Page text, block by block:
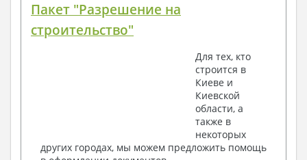
Пакет "Разрешение на
строительство"
Для тех, кто
строится в
Киеве и
Киевской
области, а
также в
некоторых
других городах, мы можем предложить помощь